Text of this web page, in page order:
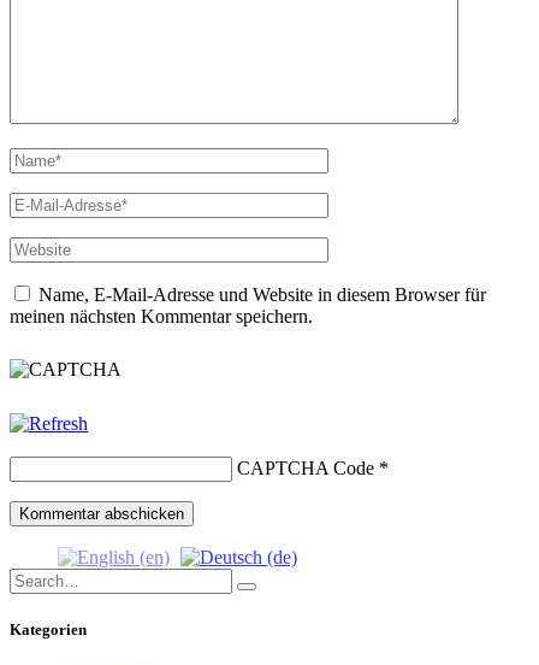
Name, E-Mail-Adresse und Website in diesem Browser für
meinen nächsten Kommentar speichern.
CAPTCHA Code *
Search
for:
Search
Kategorien